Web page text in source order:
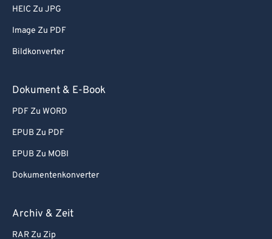
HEIC Zu JPG
Image Zu PDF
Bildkonverter
Dokument & E-Book
PDF Zu WORD
EPUB Zu PDF
EPUB Zu MOBI
Dokumentenkonverter
Archiv & Zeit
RAR Zu Zip